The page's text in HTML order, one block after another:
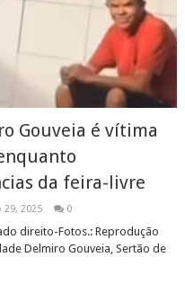
Gouveia é vítima
da feira-livre
29, 2025 0
direito-Fotos.: Reprodução
Delmiro Gouveia, Sertão de